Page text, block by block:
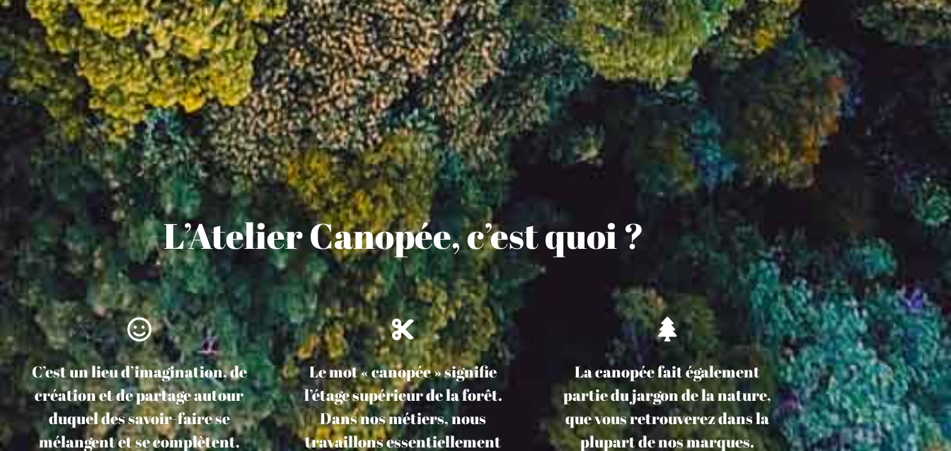
L’Atelier Canopée, c’est quoi ?
C’est un lieu d’imagination, de
création et de partage autour
duquel des savoir-faire se
mélangent et se complètent.
Le mot « canopée » signifie
l’étage supérieur de la forêt.
Dans nos métiers, nous
travaillons essentiellement
La canopée fait également
partie du jargon de la nature,
que vous retrouverez dans la
plupart de nos marques.